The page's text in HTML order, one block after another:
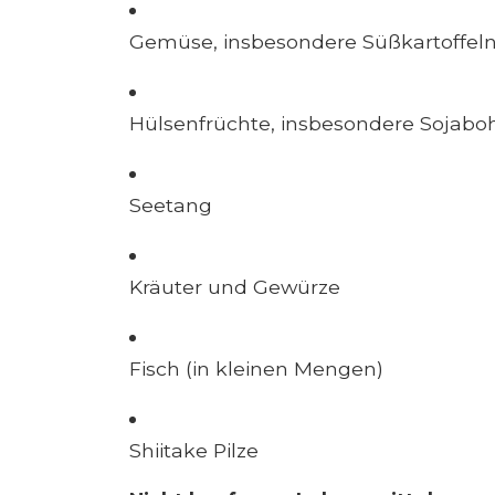
Gemüse, insbesondere Süßkartoffeln
Hülsenfrüchte, insbesondere
Seetang
Kräuter und Gewürze
Fisch (in kleinen Mengen)
Shiitake Pilze